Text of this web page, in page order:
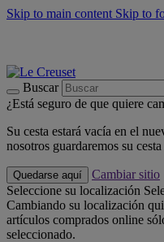
Skip to main content Skip to
Buscar
¿Está seguro de que quiere
Su cesta estará vacía en el
nosotros guardaremos su
Quedarse aquí
Cambiar sitio
Seleccione su localización
Cambiando su localización
artículos comprados online
seleccionado.